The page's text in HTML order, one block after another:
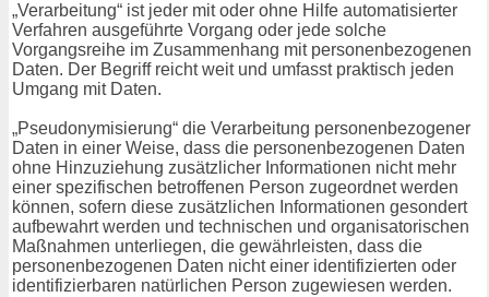
„Verarbeitung“ ist jeder mit oder ohne Hilfe automatisierter
Verfahren ausgeführte Vorgang oder jede solche
Vorgangsreihe im Zusammenhang mit personenbezogenen
Daten. Der Begriff reicht weit und umfasst praktisch jeden
Umgang mit Daten.
„Pseudonymisierung“ die Verarbeitung personenbezogener
Daten in einer Weise, dass die personenbezogenen Daten
ohne Hinzuziehung zusätzlicher Informationen nicht mehr
einer spezifischen betroffenen Person zugeordnet werden
können, sofern diese zusätzlichen Informationen gesondert
aufbewahrt werden und technischen und organisatorischen
Maßnahmen unterliegen, die gewährleisten, dass die
personenbezogenen Daten nicht einer identifizierten oder
identifizierbaren natürlichen Person zugewiesen werden.